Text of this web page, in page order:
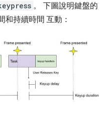
。 下圖說明鍵盤的
和持續時間 互動：